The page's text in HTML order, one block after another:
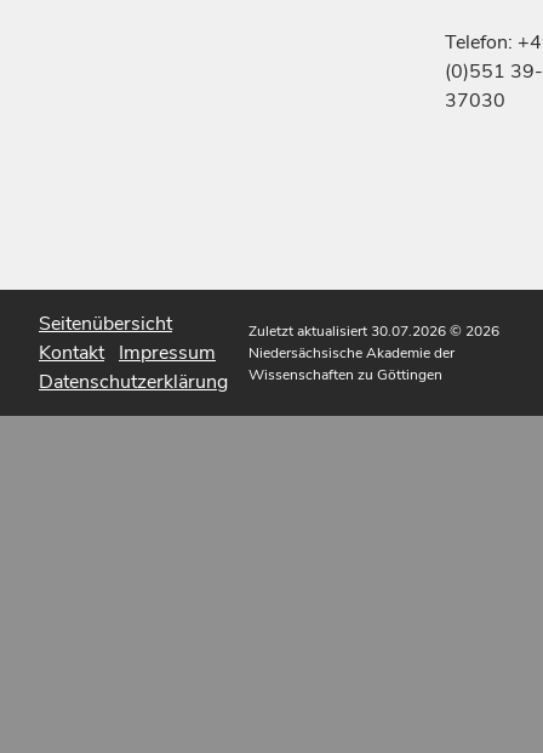
Telefon:
(0)551 39-
37030
Seitenübersicht
Kontakt Impressum
Datenschutzerklärung
Zuletzt aktualisiert 30.07.2026© 2026
Niedersächsische Akademie der
Wissenschaften zu Göttingen